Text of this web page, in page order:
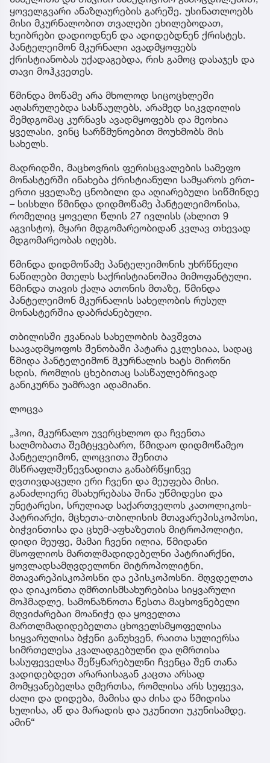
ყოველგვარი ანაზღაურების გარეშე. უსინათლოებს
მისი მკურნალობით თვალები ეხილებოდათ,
ხეიბრები დადიოდნენ და ადიდებდნენ ქრისტეს.
პანტელეიმონ მკურნალი ავადმყოფებს
ქრისტიანობას უქადაგებდა, რის გამოც დასაჯეს და
თავი მოჰკვეთეს.
წმინდა მოწამე არა მხოლოდ სიცოცხლეში
აღასრულებდა სასწაულებს, არამედ სიკვდილის
შემდგომაც კურნავს ავადმყოფებს და მეოხია
ყველასი, ვინც სარწმუნოებით მოუხმობს მის
სახელს.
მადრიდში, მაცხოვრის ფერისცვალების სამეფო
მონასტერში ინახება ქრისტიანული სამყაროს ერთ-
ერთი ყველაზე ცნობილი და აღიარებული სიწმინდე
– სისხლი წმინდა დიდმოწამე პანტელეიმონისა,
რომელიც ყოველი წლის 27 ივლისს (ახლით 9
აგვისტო), მყარი მდგომარეობიდან კვლავ თხევად
მდგომარეობას იღებს.
წმინდა დიდმოწამე პანტელეიმონის უხრწნელი
ნაწილები მთელს საქრისტიანოშია მიმოფანტული.
წმინდა თავის ქალა ათონის მთაზე, წმინდა
პანტელეიმონ მკურნალის სახელობის რუსულ
მონასტერშია დაბრძანებული.
თბილისში ჟვანიას სახელობის ბავშვთა
საავადმყოფოს შენობაში პატარა ეკლესიაა, სადაც
წმიდა პანტელეიმონ მკურნალის ხატს მირონი
სდის, რომლის ცხებითაც სასწაულებრივად
განიკურნა უამრავი ადამიანი.
ლოცვა
„ჰოი, მკურნალო უვერცხლოო და ჩვენთა
სალმობათა შემტყვებარო, წმიდაო დიდმოწამეო
პანტელეიმონ, ლოცვითა შენითა
მსწრაფლშეწევნადითა განაბრწყინვე
ღვთივდაცული ერი ჩვენი და მეუფება მისი.
განაძლიერე მსახურებასა შინა უწმიდესი და
უნეტარესი, სრულიად საქართველოს კათოლიკოს-
პატრიარქი, მცხეთა-თბილისის მთავარეპისკოპოსი,
ბიჭვინთისა და ცხუმ-აფხაზეთის მიტროპოლიტი,
დიდი მეუფე, მამაი ჩვენი ილია, წმიდანი
მსოფლიოს მართლმადიდებელნი პატრიარქნი,
ყოვლადსამღვდელონი მიტროპოლიტნი,
მთავარეპისკოპოსნი და ეპისკოპოსნი. მღვდელთა
და დიაკონთა ღმრთისმსახურებისა სიყვარული
მოჰმადლე, სამონაზნოთა წესთა მაცხოვნებელი
მღვიძარებაი მოანიჭე და ყოველთა
მართლმადიდებელთა ცხოველსმყოფელისა
სიყვარულისა ბჭენი განუხვენ, რაითა სულიერსა
სიმრთელესა კვალადგებულნი და ღმრთისა
სასუფეველსა შეწყნარებულნი ჩვენცა შენ თანა
ვადიდებდეთ არარაისაგან კაცთა არსად
მომყვანებელსა ღმერთსა, რომლისა არს სუფევა,
ძალი და დიდება, მამისა და ძისა და წმიდისა
სულისა, აწ და მარადის და უკუნითი უკუნისამდე.
ამინ“